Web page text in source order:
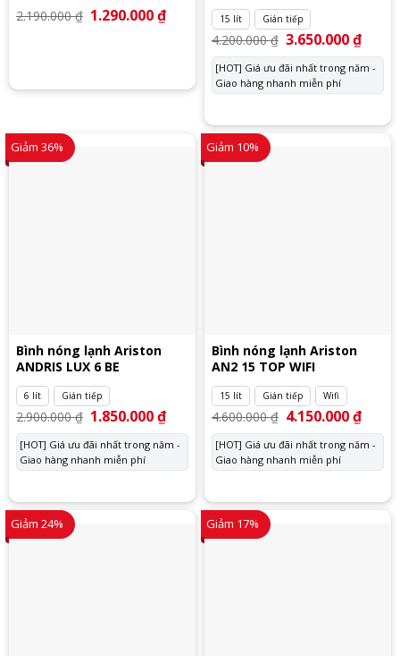
2.190.000₫ Giá
gốc
1.290.000₫Giá
1.290.000 ₫.
15 lít Gián tiếp
4.200.000₫ Giá
gốc
là:
4.200.000 ₫.
3.650.000₫Giá
tại
là:
[HOT] Giá ưu đãi nhất trong năm -
Giao hàng nhanh miễn phí
Giảm 36%
Bình nóng lạnh Ariston
ANDRIS LUX 6 BE
6 lít Gián tiếp
2.900.000₫ Giá
gốc
là:
2.900.000 ₫.
1.850.000₫Giá
tại
là:
1.850.000 ₫.
[HOT] Giá ưu đãi nhất trong năm -
Giao hàng nhanh miễn phí
Giảm 10%
Bình nóng lạnh Ariston
AN2 15 TOP WIFI
15 lít Gián tiếp Wifi
4.600.000₫ Giá
gốc
là:
4.600.000 ₫.
4.150.000₫Giá
tại
là:
[HOT] Giá ưu đãi nhất trong năm -
Giao hàng nhanh miễn phí
Giảm 24% Giảm 17%